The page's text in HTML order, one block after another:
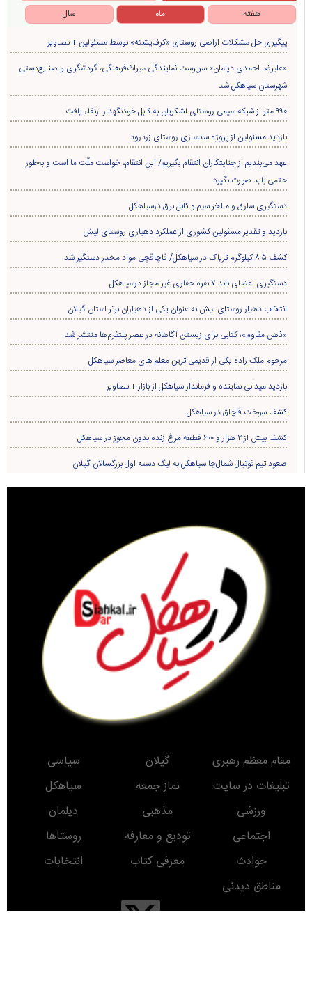
هفته
ماه سال
پیگیری حل مشکلات اراضی روستای «کرف‌پشته» توسط مسئولین + تصاویر
«علیرضا احمدی دیلمان» سرپرست نمایندگی میراث‌فرهنگی، گردشگری و صنایع‌دستی
شهرستان سیاهکل شد
۹۹۰ متر از شبکه سیمی روستای لشکریان به کابل خودنگهدار ارتقاء یافت
بازدید مسئولین از پروژه سدسازی روستای زردرود
عهد می‌بندیم از جنایتکاران انتقام بگیریم/ این انتقام، خواست ملّت ما است و به‌طور
حتمی باید صورت بگیرد
دستگیری سارق و مالخر سیم و کابل برق درسیاهکل
بازدید و تقدیر مسئولین کشوری از عملکرد دهیاری روستای لیش
کشف ۸.۵ کیلوگرم تریاک در سیاهکل/ قاچاقچی مواد مخدر دستگیر شد
دستگیری اعضای باند ۷ نفره حفاری غير مجاز درسیاهکل
انتخاب دهیار روستای لیش به عنوان یکی از دهیاران برتر استان گیلان
«ذهن مقاوم»؛ کتابی برای زیستن آگاهانه در عصر پلتفرم‌ها منتشر شد
مرحوم ملک زاده یکی از قدیمی ترین معلم های معاصر سیاهکل
بازدید میدانی نماینده و فرماندار سیاهکل از بازار + تصاویر
کشف سوخت قاچاق در سياهکل
کشف بیش از ۲ هزار و ۶۰۰ قطعه مرغ زنده بدون مجوز در سیاهکل
صعود تیم فوتبال شمال‌جا‌ سیاهکل به لیگ دسته اول بزرگسالان گیلان
مقام معظم رهبری گیلان
سیاسی
تبلیغات در سایت
نماز جمعه
سیاهکل
ورزشی
مذهبی
دیلمان
اجتماعی
تودیع و معارفه
روستاها
حوادث
معرفی کتاب
انتخابات
مناطق دیدنی